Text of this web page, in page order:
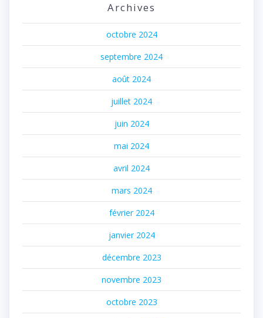
Archives
octobre 2024
septembre 2024
août 2024
juillet 2024
juin 2024
mai 2024
avril 2024
mars 2024
février 2024
janvier 2024
décembre 2023
novembre 2023
octobre 2023